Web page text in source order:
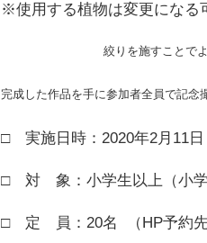
※使用する植物は変更になる
絞りを施すことで
完成した作品を手に参加者全員で記念
□ 実施日時：2020年2月11日
□ 対 象：小学生以上（小学
□ 定 員：20名 （HP予約先